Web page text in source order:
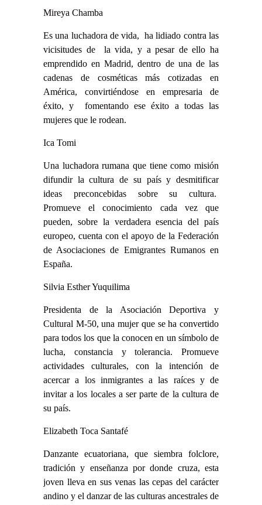
Mireya Chamba
Es una luchadora de vida, ha lidiado contra las
vicisitudes de la vida, y a pesar de ello ha
emprendido en Madrid, dentro de una de las
cadenas de cosméticas más cotizadas en
América, convirtiéndose en empresaria de
éxito, y fomentando ese éxito a todas las
mujeres que le rodean.
Ica Tomi
Una luchadora rumana que tiene como misión
difundir la cultura de su país y desmitificar
ideas preconcebidas sobre su cultura.
Promueve el conocimiento cada vez que
pueden, sobre la verdadera esencia del país
europeo, cuenta con el apoyo de la Federación
de Asociaciones de Emigrantes Rumanos en
España.
Silvia Esther Yuquilima
Presidenta de la Asociación Deportiva y
Cultural M-50, una mujer que se ha convertido
para todos los que la conocen en un símbolo de
lucha, constancia y tolerancia. Promueve
actividades culturales, con la intención de
acercar a los inmigrantes a las raíces y de
invitar a los locales a ser parte de la cultura de
su país.
Elizabeth Toca Santafé
Danzante ecuatoriana, que siembra folclore,
tradición y enseñanza por donde cruza, esta
joven lleva en sus venas las cepas del carácter
andino y el danzar de las culturas ancestrales de